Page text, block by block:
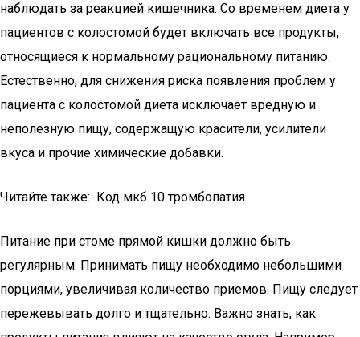
наблюдать за реакцией кишечника. Со временем диета у
пациентов с колостомой будет включать все продукты,
относящиеся к нормальному рациональному питанию.
Естественно, для снижения риска появления проблем у
пациента с колостомой диета исключает вредную и
неполезную пищу, содержащую красители, усилители
вкуса и прочие химические добавки.
Читайте также: Код мкб 10 тромбопатия
Питание при стоме прямой кишки должно быть
регулярным. Принимать пищу необходимо небольшими
порциями, увеличивая количество приемов. Пищу следует
пережевывать долго и тщательно. Важно знать, как